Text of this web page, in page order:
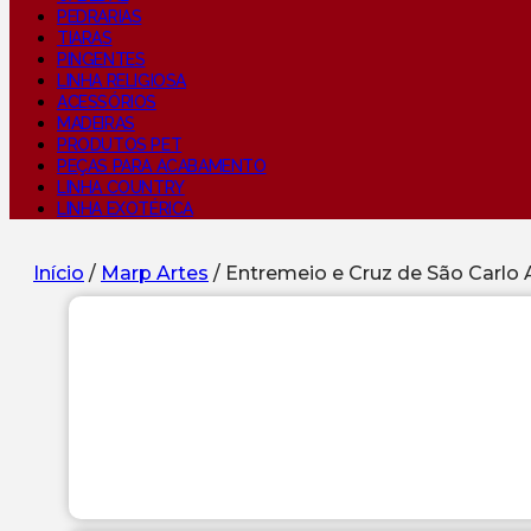
PEDRARIAS
TIARAS
PINGENTES
LINHA RELIGIOSA
ACESSÓRIOS
MADEIRAS
PRODUTOS PET
PEÇAS PARA ACABAMENTO
LINHA COUNTRY
LINHA EXOTÉRICA
Início / Marp Artes / Entremeio e Cruz de São Carlo